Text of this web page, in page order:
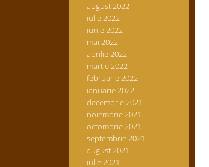
august 2022
iulie 2022
iunie 2022
mai 2022
aprilie 2022
martie 2022
februarie 2022
ianuarie 2022
decembrie 2021
noiembrie 2021
octombrie 2021
septembrie 2021
august 2021
iulie 2021